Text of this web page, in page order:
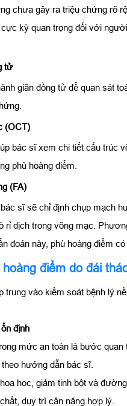
chưa gây ra triệu chứng rõ
kỳ quan trọng đối với
tử
giãn đồng tử để quan sát
(OCT)
bác sĩ xem chi tiết cấu trúc
phù hoàng điểm.
(FA)
sĩ sẽ chỉ định chụp mạch
rỉ dịch trong võng mạc.
đoán này, phù hoàng điểm
điểm do đái
trung vào kiểm soát bệnh lý
định
mức an toàn là bước quan
hướng dẫn bác sĩ.
học, giảm tinh bột và
duy trì cân nặng hợp lý.